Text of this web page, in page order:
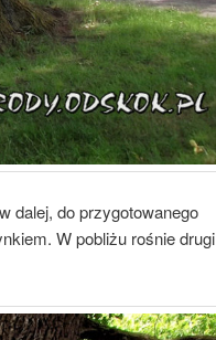
dalej, do przygotowanego
W pobliżu rośnie drugi